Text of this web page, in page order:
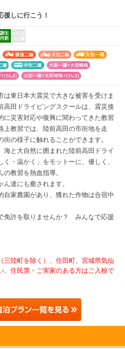
援しに行こう！
は東日本大震災で大きな被害を受けま
高田ドライビングスクールは、震災後
に災害対応や復興に関わってきた教習
上教習では、陸前高田の市街地を走
街の様子に触れることができます。
海と大自然に囲まれた陸前高田ドライ
・温かく」をモットーに、優しく、
教習を熱血指導。
達にも癒されます。
自家農園があり、獲れた作物は合宿中
免許を取りませんか？ みんなで応援
三陸町を除く）、住田町、宮城県気仙
、住民票・ご実家のある方はご入校で